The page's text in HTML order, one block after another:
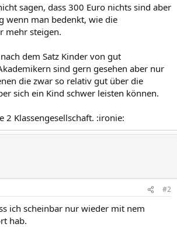
sagen, dass 300 Euro nichts sind aber
wenn man bedenkt, wie die
mehr steigen.
dem Satz Kinder von gut
sind gern gesehen aber nur
die zwar so relativ gut über die
sich ein Kind schwer leisten können.
2 Klassengesellschaft. :ironie:
#2
ich scheinbar nur wieder mit nem
hab.